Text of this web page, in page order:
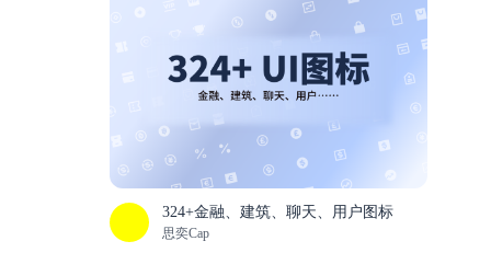
324+金融、建筑、聊天、用户图标
思奕Cap